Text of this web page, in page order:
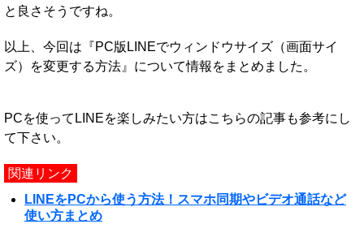
と良さそうですね。
以上、今回は『PC版LINEでウィンドウサイズ（画面サイ
ズ）を変更する方法』について情報をまとめました。
PCを使ってLINEを楽しみたい方はこちらの記事も参考にし
て下さい。
関連リンク
LINEをPCから使う方法！スマホ同期やビデオ通話など
使い方まとめ